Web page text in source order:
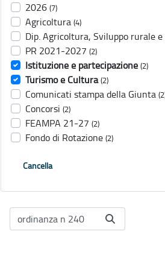
2026 (7)
Agricoltura (4)
Dip. Agricoltura, Sviluppo rurale
PR 2021-2027 (2)
Istituzione e partecipazione (2)
Turismo e Cultura (2)
Comunicati stampa della Giunta
Concorsi (2)
FEAMPA 21-27 (2)
Fondo di Rotazione (2)
Cancella